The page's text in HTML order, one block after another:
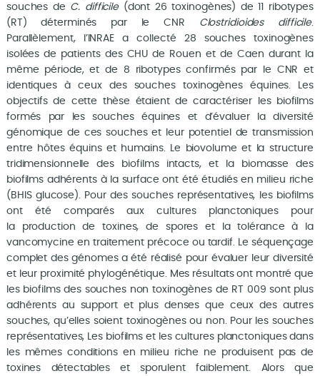
souches de C. difficile(dont 26 toxinogènes) de 11 ribotypes
(RT) déterminés par le CNR Clostridioides difficile.
Parallèlement, l’INRAE a collecté 28 souches toxinogènes
isolées de patients des CHU de Rouen et de Caen durant la
même période, et de 8 ribotypes confirmés par le CNR et
identiques à ceux des souches toxinogènes équines. Les
objectifs de cette thèse étaient de caractériser les biofilms
formés par les souches équines et d’évaluer la diversité
génomique de ces souches et leur potentiel de transmission
entre hôtes équins et humains. Le biovolume et la structure
tridimensionnelle des biofilms intacts, et la biomasse des
biofilms adhérents à la surface ont été étudiés en milieu riche
(BHIS glucose). Pour des souches représentatives, les biofilms
ont été comparés aux cultures planctoniques pour
la production de toxines, de spores et la tolérance à la
vancomycine en traitement précoce ou tardif. Le séquençage
complet des génomes a été réalisé pour évaluer leur diversité
et leur proximité phylogénétique. Mes résultats ont montré que
les biofilms des souches non toxinogènes de RT 009 sont plus
adhérents au support et plus denses que ceux des autres
souches, qu’elles soient toxinogènes ou non. Pour les souches
représentatives, Les biofilms et les cultures planctoniques dans
les mêmes conditions en milieu riche ne produisent pas de
toxines détectables et sporulent faiblement. Alors que